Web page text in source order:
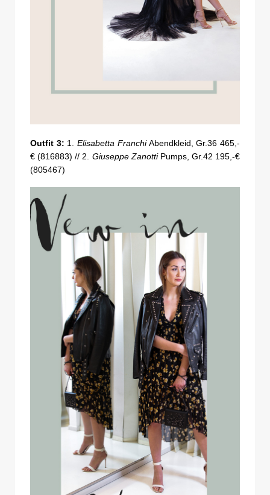
Outfit 3: 1.Elisabetta FranchiAbendkleid, Gr.36 465,-
€ (816883) // 2. Giuseppe ZanottiPumps, Gr.42 195,-€
(805467)